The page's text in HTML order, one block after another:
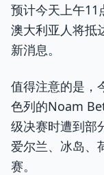
预计今天上午11
澳大利亚人将抵
新消息。
值得注意的是，
色列的Noam
级决赛时遭到部
爱尔兰、冰岛、
赛。